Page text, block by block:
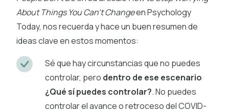
About Things You Can’t Changeen Psychology
Today, nos recuerda y hace un buen resumen de
ideas clave en estos momentos:
Sé que hay circunstancias que no puedes
controlar, pero dentro de ese escenario
¿Qué sí puedes controlar?. No puedes
controlar el avance o retroceso del COVID-